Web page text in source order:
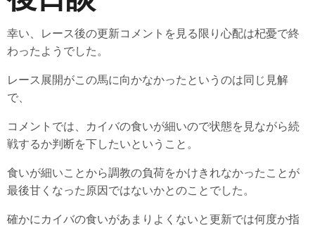
幸い、レース後の更新コメントを見る限り心配は杞憂で終
わったようでした。
レース展開がこの馬に向かなかったというのは同じ見解
で、
コメントでは、カイバの食いが細いので状態を見ながら続
戦するか判断を下したいということ。
食いが細いことから調教の負荷をかけきれなかったことが
最後甘くなった原因ではないかとのことでした。
確かにカイバの食いがあまりよくないと更新では何度か指